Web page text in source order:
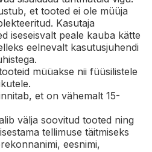
et tooted ei ole müüja
Kasutaja
iseseisvalt peale kauba kätte
eelnevalt kasutusjuhendi
müüakse nii füüsilistele
et on vähemalt 15-
välja soovitud tooted ning
tellimuse täitmiseks
eesnimi,